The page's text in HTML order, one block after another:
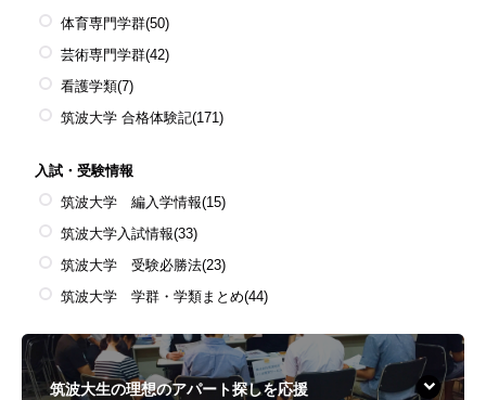
体育専門学群(50)
芸術専門学群(42)
看護学類(7)
筑波大学 合格体験記(171)
入試・受験情報
筑波大学 編入学情報(15)
筑波大学入試情報(33)
筑波大学 受験必勝法(23)
筑波大学 学群・学類まとめ(44)
筑波大生の理想のアパート探しを応援